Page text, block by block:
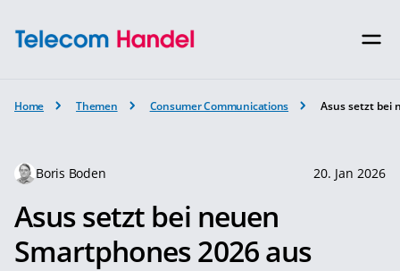
Home Themen Consumer Communications Asus setzt bei
Boris Boden 20. Jan 2026
Asus setzt bei neuen
Smartphones 2026 aus